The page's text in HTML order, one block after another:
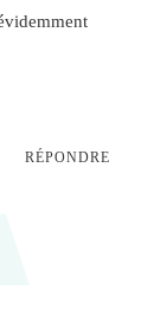
RÉPONDRE